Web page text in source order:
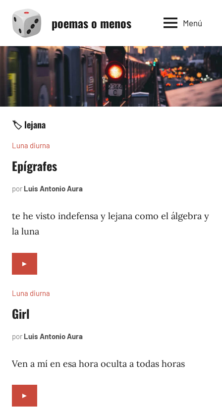
contenido
poemas o menos Menú
🏷️ lejana
Luna diurna
Epígrafes
por Luis Antonio Aura
2002
te he visto indefensa y lejana como el álgebra y
la luna
►
Luna diurna
Girl
por Luis Antonio Aura
2002
Ven a mí en esa hora oculta a todas horas
►